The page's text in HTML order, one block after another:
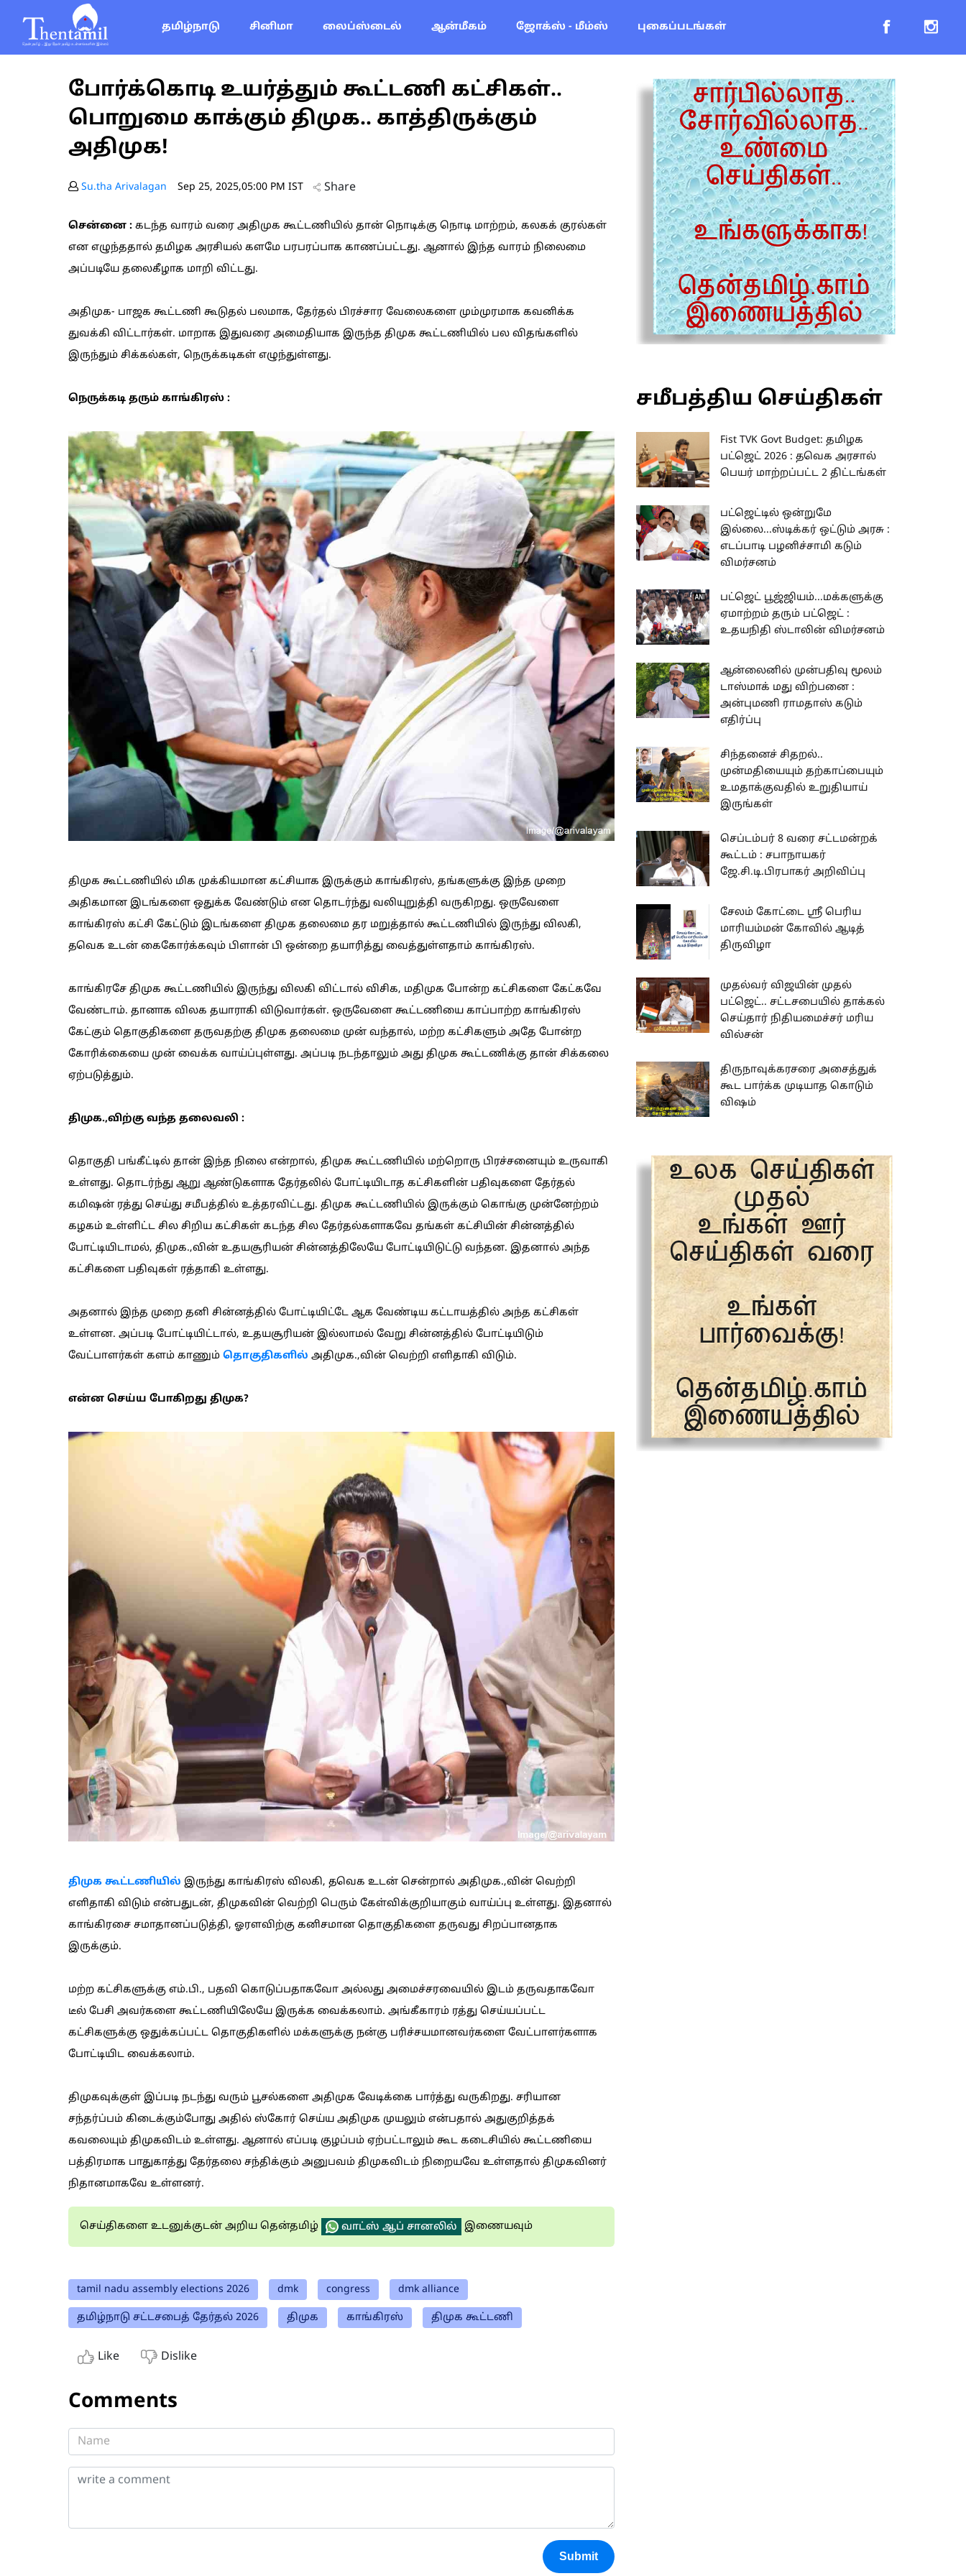
தமிழ்நாடு சினிமா லைப்ஸ்டைல் ஆன்மீகம் ஜோக்ஸ் - மீம்ஸ் புகைப்படங்கள்
போர்க்கொடி உயர்த்தும் கூட்டணி கட்சிகள்..
பொறுமை காக்கும் திமுக.. காத்திருக்கும்
அதிமுக!
Su.tha Arivalagan Sep 25, 2025,05:00 PM IST Share
சென்னை :கடந்த வாரம் வரை அதிமுக கூட்டணியில் தான் நொடிக்கு நொடி மாற்றம், கலகக் குரல்கள்
என எழுந்ததால் தமிழக அரசியல் களமே பரபரப்பாக காணப்பட்டது. ஆனால் இந்த வாரம் நிலைமை
அப்படியே தலைகீழாக மாறி விட்டது.
அதிமுக- பாஜக கூட்டணி கூடுதல் பலமாக, தேர்தல் பிரச்சார வேலைகளை மும்முரமாக கவனிக்க
துவக்கி விட்டார்கள். மாறாக இதுவரை அமைதியாக இருந்த திமுக கூட்டணியில் பல விதங்களில்
இருந்தும் சிக்கல்கள், நெருக்கடிகள் எழுந்துள்ளது.
நெருக்கடி தரும் காங்கிரஸ் :
திமுக கூட்டணியில் மிக முக்கியமான கட்சியாக இருக்கும் காங்கிரஸ், தங்களுக்கு இந்த முறை
அதிகமான இடங்களை ஒதுக்க வேண்டும் என தொடர்ந்து வலியுறுத்தி வருகிறது. ஒருவேளை
காங்கிரஸ் கட்சி கேட்டும் இடங்களை திமுக தலைமை தர மறுத்தால் கூட்டணியில் இருந்து விலகி,
தவெக உடன் கைகோர்க்கவும் பிளான் பி ஒன்றை தயாரித்து வைத்துள்ளதாம் காங்கிரஸ்.
காங்கிரசே திமுக கூட்டணியில் இருந்து விலகி விட்டால் விசிக, மதிமுக போன்ற கட்சிகளை கேட்கவே
வேண்டாம். தானாக விலக தயாராகி விடுவார்கள். ஒருவேளை கூட்டணியை காப்பாற்ற காங்கிரஸ்
கேட்கும் தொகுதிகளை தருவதற்கு திமுக தலைமை முன் வந்தால், மற்ற கட்சிகளும் அதே போன்ற
கோரிக்கையை முன் வைக்க வாய்ப்புள்ளது. அப்படி நடந்தாலும் அது திமுக கூட்டணிக்கு தான் சிக்கலை
ஏற்படுத்தும்.
திமுக.,விற்கு வந்த தலைவலி :
தொகுதி பங்கீட்டில் தான் இந்த நிலை என்றால், திமுக கூட்டணியில் மற்றொரு பிரச்சனையும் உருவாகி
உள்ளது. தொடர்ந்து ஆறு ஆண்டுகளாக தேர்தலில் போட்டியிடாத கட்சிகளின் பதிவுகளை தேர்தல்
கமிஷன் ரத்து செய்து சமீபத்தில் உத்தரவிட்டது. திமுக கூட்டணியில் இருக்கும் கொங்கு முன்னேற்றம்
கழகம் உள்ளிட்ட சில சிறிய கட்சிகள் கடந்த சில தேர்தல்களாகவே தங்கள் கட்சியின் சின்னத்தில்
போட்டியிடாமல், திமுக.,வின் உதயசூரியன் சின்னத்திலேயே போட்டியிடுட்டு வந்தன. இதனால் அந்த
கட்சிகளை பதிவுகள் ரத்தாகி உள்ளது.
அதனால் இந்த முறை தனி சின்னத்தில் போட்டியிட்டே ஆக வேண்டிய கட்டாயத்தில் அந்த கட்சிகள்
உள்ளன. அப்படி போட்டியிட்டால், உதயசூரியன் இல்லாமல் வேறு சின்னத்தில் போட்டியிடும்
வேட்பாளர்கள் களம் காணும் தொகுதிகளில் அதிமுக.,வின் வெற்றி எளிதாகி விடும்.
என்ன செய்ய போகிறது திமுக?
திமுக கூட்டணியில் இருந்து காங்கிரஸ் விலகி, தவெக உடன் சென்றால் அதிமுக.,வின் வெற்றி
எளிதாகி விடும் என்பதுடன், திமுகவின் வெற்றி பெரும் கேள்விக்குறியாகும் வாய்ப்பு உள்ளது. இதனால்
காங்கிரசை சமாதானப்படுத்தி, ஓரளவிற்கு கனிசமான தொகுதிகளை தருவது சிறப்பானதாக
இருக்கும்.
மற்ற கட்சிகளுக்கு எம்.பி., பதவி கொடுப்பதாகவோ அல்லது அமைச்சரவையில் இடம் தருவதாகவோ
டீல் பேசி அவர்களை கூட்டணியிலேயே இருக்க வைக்கலாம். அங்கீகாரம் ரத்து செய்யப்பட்ட
கட்சிகளுக்கு ஒதுக்கப்பட்ட தொகுதிகளில் மக்களுக்கு நன்கு பரிச்சயமானவர்களை வேட்பாளர்களாக
போட்டியிட வைக்கலாம்.
திமுகவுக்குள் இப்படி நடந்து வரும் பூசல்களை அதிமுக வேடிக்கை பார்த்து வருகிறது. சரியான
சந்தர்ப்பம் கிடைக்கும்போது அதில் ஸ்கோர் செய்ய அதிமுக முயலும் என்பதால் அதுகுறித்தக்
கவலையும் திமுகவிடம் உள்ளது. ஆனால் எப்படி குழப்பம் ஏற்பட்டாலும் கூட கடைசியில் கூட்டணியை
பத்திரமாக பாதுகாத்து தேர்தலை சந்திக்கும் அனுபவம் திமுகவிடம் நிறையவே உள்ளதால் திமுகவினர்
நிதானமாகவே உள்ளனர்.
செய்திகளை உடனுக்குடன் அறிய தென்தமிழ் வாட்ஸ் ஆப் சானலில் இணையவும்
tamil nadu assembly elections 2026 dmk congress dmk alliance
தமிழ்நாடு சட்டசபைத் தேர்தல் 2026 திமுக காங்கிரஸ் திமுக கூட்டணி
Like Dislike
Comments
Submit
சமீபத்திய செய்திகள்
Fist TVK Govt Budget: தமிழக
பட்ஜெட் 2026 : தவெக அரசால்
பெயர் மாற்றப்பட்ட 2 திட்டங்கள்
பட்ஜெட்டில் ஒன்றுமே
இல்லை...ஸ்டிக்கர் ஒட்டும் அரசு :
எடப்பாடி பழனிச்சாமி கடும்
விமர்சனம்
பட்ஜெட் பூஜ்ஜியம்...மக்களுக்கு
ஏமாற்றம் தரும் பட்ஜெட் :
உதயநிதி ஸ்டாலின் விமர்சனம்
ஆன்லைனில் முன்பதிவு மூலம்
டாஸ்மாக் மது விற்பனை :
அன்புமணி ராமதாஸ் கடும்
எதிர்ப்பு
சிந்தனைச் சிதறல்..
முன்மதியையும் தற்காப்பையும்
உமதாக்குவதில் உறுதியாய்
இருங்கள்
செப்டம்பர் 8 வரை சட்டமன்றக்
கூட்டம் : சபாநாயகர்
ஜே.சி.டி.பிரபாகர் அறிவிப்பு
சேலம் கோட்டை ஸ்ரீ பெரிய
மாரியம்மன் கோவில் ஆடித்
திருவிழா
முதல்வர் விஜயின் முதல்
பட்ஜெட்.. சட்டசபையில் தாக்கல்
செய்தார் நிதியமைச்சர் மரிய
வில்சன்
திருநாவுக்கரசரை அசைத்துக்
கூட பார்க்க முடியாத கொடும்
விஷம்